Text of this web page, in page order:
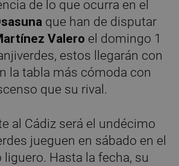
de lo que ocurra en el
que han de disputar
Valero el domingo 1
estos llegarán con
la tabla más cómoda con
que su rival.
al Cádiz será el undécimo
jueguen en sábado en el
Hasta la fecha, su